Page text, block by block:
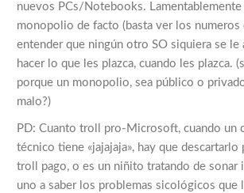
nuevos PCs/Notebooks. Lamentablemente
monopolio de facto (basta ver los numeros
entender que ningún otro SO siquiera se le
hacer lo que les plazca, cuando les plazca.
porque un monopolio, sea público o
malo?)
PD: Cuanto troll pro-Microsoft, cuando un
técnico tiene «jajajaja», hay que descartarlo
troll pago, o es un niñito tratando de sonar
uno a saber los problemas sicológicos que